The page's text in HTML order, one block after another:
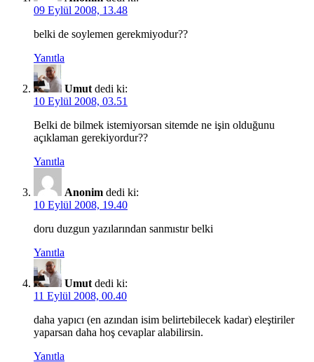
09 Eylül 2008, 13.48
belki de soylemen gerekmiyodur??
Yanıtla
Umut dedi ki:
10 Eylül 2008, 03.51
Belki de bilmek istemiyorsan sitemde ne işin olduğunu
açıklaman gerekiyordur??
Yanıtla
Anonim dedi ki:
10 Eylül 2008, 19.40
doru duzgun yazılarından sanmıstır belki
Yanıtla
Umut dedi ki:
11 Eylül 2008, 00.40
daha yapıcı (en azından isim belirtebilecek kadar) eleştiriler
yaparsan daha hoş cevaplar alabilirsin.
Yanıtla